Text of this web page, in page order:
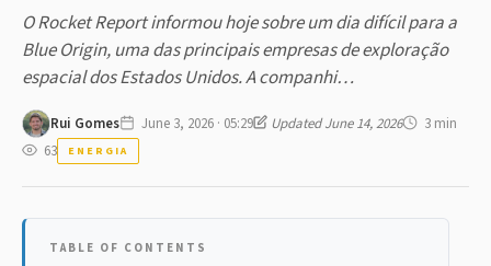
O Rocket Report informou hoje sobre um dia difícil para a
Blue Origin, uma das principais empresas de exploração
espacial dos Estados Unidos. A companhi…
Rui Gomes June 3, 2026 · 05:29 Updated June 14, 2026
3 min
63
ENERGIA
TABLE OF CONTENTS